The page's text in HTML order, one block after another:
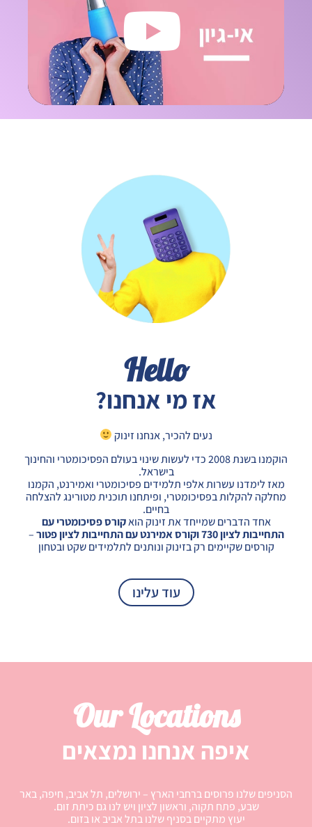
Hello
אז מי אנחנו?
נעים להכיר, אנחנו זינוק
הוקמנו בשנת 2008 כדי לעשות שינוי בעולם הפסיכומטרי והחינוך
בישראל.
מאז לימדנו עשרות אלפי תלמידים פסיכומטרי ואמירנט, הקמנו
מחלקה להקלות בפסיכומטרי, ופיתחנו תוכנית מטורינג להצלחה
בחיים.
אחד הדברים שמייחד את זינוק הואקורס פסיכומטריעם
התחייבות לציון 730 ו
קורס אמירנטעם התחייבות לציון פטור–
קורסים שקיימים רק בזינוק ונותנים לתלמידים שקט ובטחון
עוד עלינו
Our Locations
איפה אנחנו נמצאים
הסניפים שלנו פרוסים ברחבי הארץ – ירושלים, תל אביב, חיפה, באר
שבע, פתח תקוה, וראשון לציון ויש לנו גם כיתת זום.
יעוץ מתקיים בסניף שלנו בתל אביב או בזום.